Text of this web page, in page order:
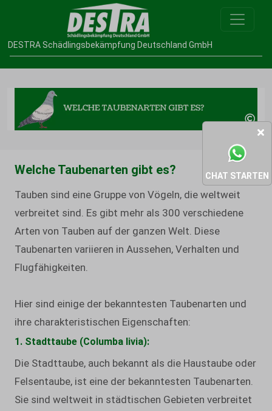
CHAT STARTEN
DESTRA Schädlingsbekämpfung Deutschland GmbH
Welche Taubenarten gibt es?
Tauben sind eine Gruppe von Vögeln, die weltweit
verbreitet sind. Es gibt mehr als 300 verschiedene
Arten von Tauben auf der ganzen Welt. Diese
Taubenarten variieren in Aussehen, Verhalten und
Flugfähigkeiten.
Hier sind einige der bekanntesten Taubenarten und
ihre charakteristischen Eigenschaften:
1. Stadttaube (Columba livia):
Die Stadttaube, auch bekannt als die Haustaube oder
Felsentaube, ist eine der bekanntesten Taubenarten.
Sie sind weltweit in städtischen Gebieten verbreitet